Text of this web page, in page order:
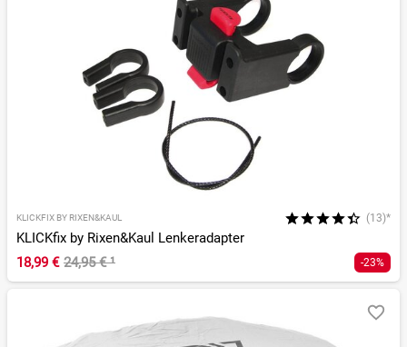
KLICKFIX BY RIXEN&KAUL (13)*
KLICKfix by Rixen&Kaul Lenkeradapter
18,99 € 24,95 €¹ -23%